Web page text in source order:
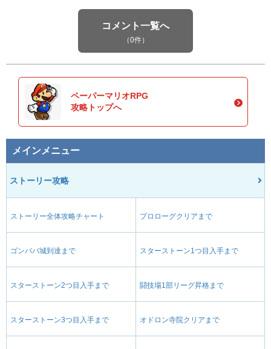
コメント一覧へ
（0件）
ペーパーマリオRPG
攻略トップへ
メインメニュー
ストーリー攻略
ストーリー全体攻略チャート プロローグクリアまで
ゴンババ城到達まで スターストーン1つ目入手まで
スターストーン2つ目入手まで 闘技場1部リーグ昇格まで
スターストーン3つ目入手まで オドロン寺院クリアまで